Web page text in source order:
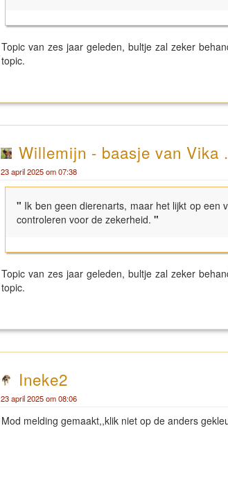
Topic van zes jaar geleden, bultje zal zeker
topic.
Willemijn - baasje van Vika
23 april 2025 om 07:38
" Ik ben geen dierenarts, maar het lijkt op een
controleren voor de zekerheid. "
Topic van zes jaar geleden, bultje zal zeker
topic.
Ineke2
23 april 2025 om 08:06
Mod melding gemaakt,,klik niet op de anders